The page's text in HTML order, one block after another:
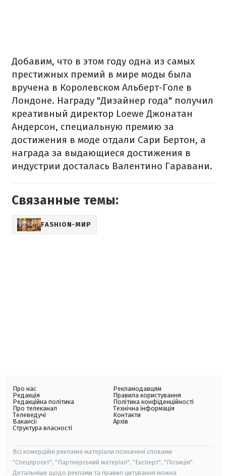
Добавим, что в этом году одна из самых
престижных премий в мире моды была
вручена в Королевском Альберт-Голе в
Лондоне. Награду "Дизайнер года" получил
креативный директор Loewe Джонатан
Андерсон, специальную премию за
достижения в моде отдали Сари Бертон, а
награда за выдающиеся достижения в
индустрии досталась Валентино Гаравани.
Связанные темы:
FASHION-МИР
Про нас
Редакція
Редакційна політика
Про телеканал
Телеведучі
Вакансії
Структура власності
Рекламодавцям
Правила користування
Політика конфіденційності
Технічна інформація
Контакти
Архів
Всі комерційні рекламні матеріали позначені словами
"Спецпроєкт", "Партнерський матеріал", "Експерт", "Позиція".
Детальніше щодо реклами та правил цитування можна